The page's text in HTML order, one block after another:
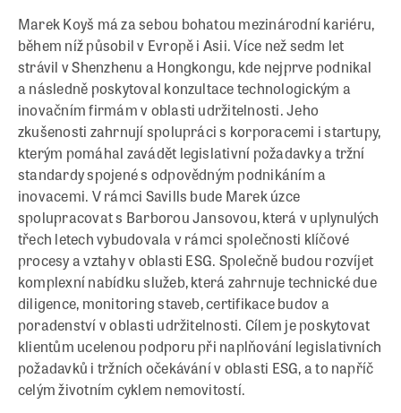
Marek Koyš má za sebou bohatou mezinárodní kariéru,
během níž působil v Evropě i Asii. Více než sedm let
strávil v Shenzhenu a Hongkongu, kde nejprve podnikal
a následně poskytoval konzultace technologickým a
inovačním firmám v oblasti udržitelnosti. Jeho
zkušenosti zahrnují spolupráci s korporacemi i startupy,
kterým pomáhal zavádět legislativní požadavky a tržní
standardy spojené s odpovědným podnikáním a
inovacemi. V rámci Savills bude Marek úzce
spolupracovat s Barborou Jansovou, která v uplynulých
třech letech vybudovala v rámci společnosti klíčové
procesy a vztahy v oblasti ESG. Společně budou rozvíjet
komplexní nabídku služeb, která zahrnuje technické due
diligence, monitoring staveb, certifikace budov a
poradenství v oblasti udržitelnosti. Cílem je poskytovat
klientům ucelenou podporu při naplňování legislativních
požadavků i tržních očekávání v oblasti ESG, a to napříč
celým životním cyklem nemovitostí.